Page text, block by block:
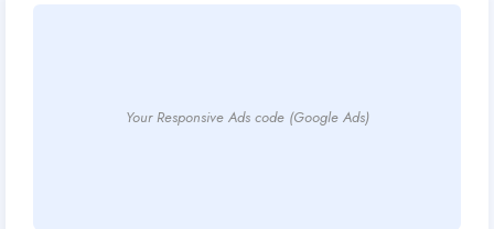
Your Responsive Ads code (Google Ads)